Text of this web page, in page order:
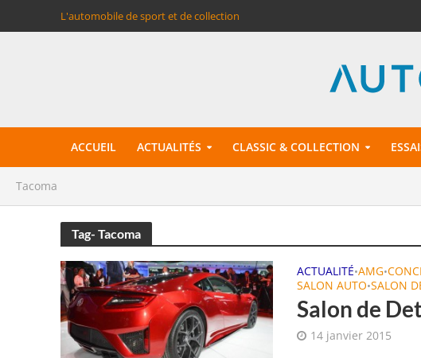
L'automobile de sport et de collection
ACCUEIL ACTUALITÉS CLASSIC & COLLECTION
Tacoma
Tag- Tacoma
ACTUALITÉ•AMG•
SALON AUTO•SALON
Salon de
14 janvier 2015